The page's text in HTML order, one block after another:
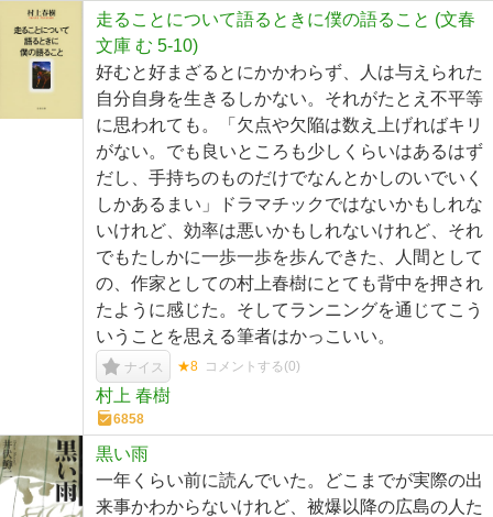
走ることについて語るときに僕の語ること (文春
文庫 む 5-10)
好むと好まざるとにかかわらず、人は与えられた
自分自身を生きるしかない。それがたとえ不平等
に思われても。「欠点や欠陥は数え上げればキリ
がない。でも良いところも少しくらいはあるはず
だし、手持ちのものだけでなんとかしのいでいく
しかあるまい」ドラマチックではないかもしれな
いけれど、効率は悪いかもしれないけれど、それ
でもたしかに一歩一歩を歩んできた、人間として
の、作家としての村上春樹にとても背中を押され
たように感じた。そしてランニングを通じてこう
いうことを思える筆者はかっこいい。
ナイス ★8 コメントする(0)
村上 春樹
6858
黒い雨
一年くらい前に読んでいた。どこまでが実際の出
来事かわからないけれど、被爆以降の広島の人た